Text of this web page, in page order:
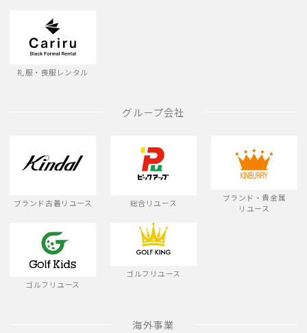
礼服・喪服レンタル
グループ会社
ブランド古着リユース 総合リユース
ブランド・貴金属
リユース
ゴルフリユース
ゴルフリユース
海外事業